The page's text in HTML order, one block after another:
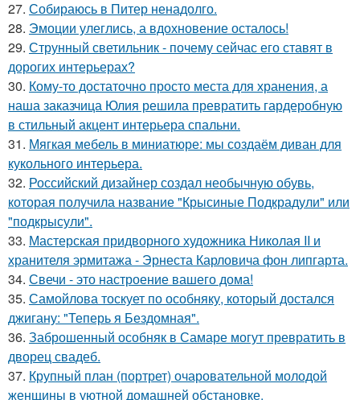
27. Собираюсь в Питер ненадолго.
28. Эмоции улеглись, а вдохновение осталось!
29. Струнный светильник - почему сейчас его ставят в
дорогих интерьерах?
30. Кому-то достаточно просто места для хранения, а
наша заказчица Юлия решила превратить гардеробную
в стильный акцент интерьера спальни.
31. Мягкая мебель в миниатюре: мы создаём диван для
кукольного интерьера.
32. Российский дизайнер создал необычную обувь,
которая получила название "Крысиные Подкрадули" или
"подкрысули".
33. Мастерская придворного художника Николая II и
хранителя эрмитажа - Эрнеста Карловича фон липгарта.
34. Свечи - это настроение вашего дома!
35. Самойлова тоскует по особняку, который достался
джигану: "Теперь я Бездомная".
36. Заброшенный особняк в Самаре могут превратить в
дворец свадеб.
37. Крупный план (портрет) очаровательной молодой
женщины в уютной домашней обстановке.